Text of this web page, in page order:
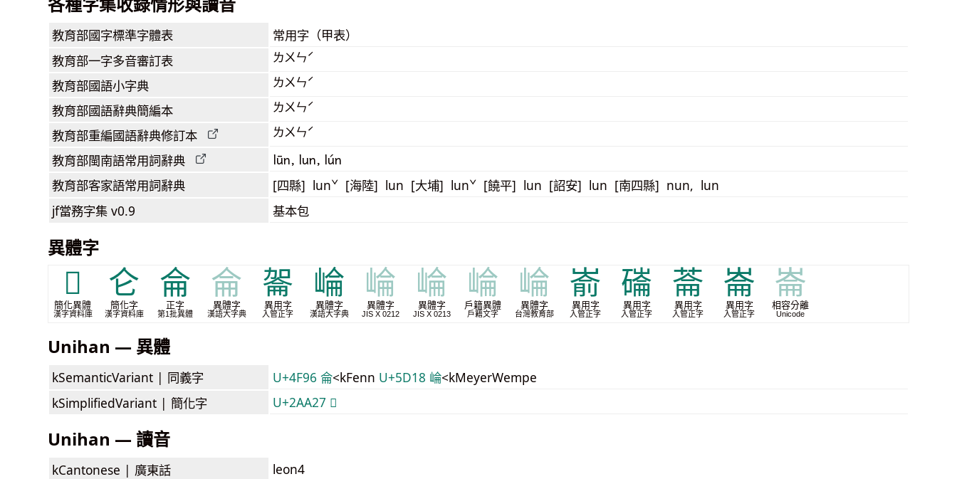
教育部國字標準字體表 常用字（甲表）
教育部一字多音審訂表 ㄌㄨㄣˊ
教育部國語小字典 ㄌㄨㄣˊ
教育部國語辭典簡編本 ㄌㄨㄣˊ
教育部重編國語辭典修訂本 ㄌㄨㄣˊ
教育部閩南語常用詞辭典 lūn, lun, lún
教育部客家語常用詞辭典 [四縣] lunˇ [海陸] lun [大埔] lunˇ [饒平] lun [詔安] lun [南四縣] nun, lun
jf當務字集 v0.9 基本包
異體字
𪨧
簡化異體
漢字資料庫
仑
簡化字
漢字資料庫
侖
正字
第1批異體
侖
異體字
漢語大字典
嗧
異用字
入管正字
崘
異體字
漢語大字典
崘
異體字
JIS X 0212
崘
異體字
JIS X 0213
崘
戶籍異體
戶籍文字
崘
異體字
台灣教育部
嵛
異用字
入管正字
磮
異用字
入管正字
菕
異用字
入管正字
崙
異用字
入管正字
崙
相容分離
Unicode
Unihan — 異體
kSemanticVariant | 同義字 U+4F96 侖<kFenn U+5D18 崘<kMeyerWempe
kSimplifiedVariant | 簡化字 U+2AA27 𪨧
Unihan — 讀音
kCantonese | 廣東話
leon4